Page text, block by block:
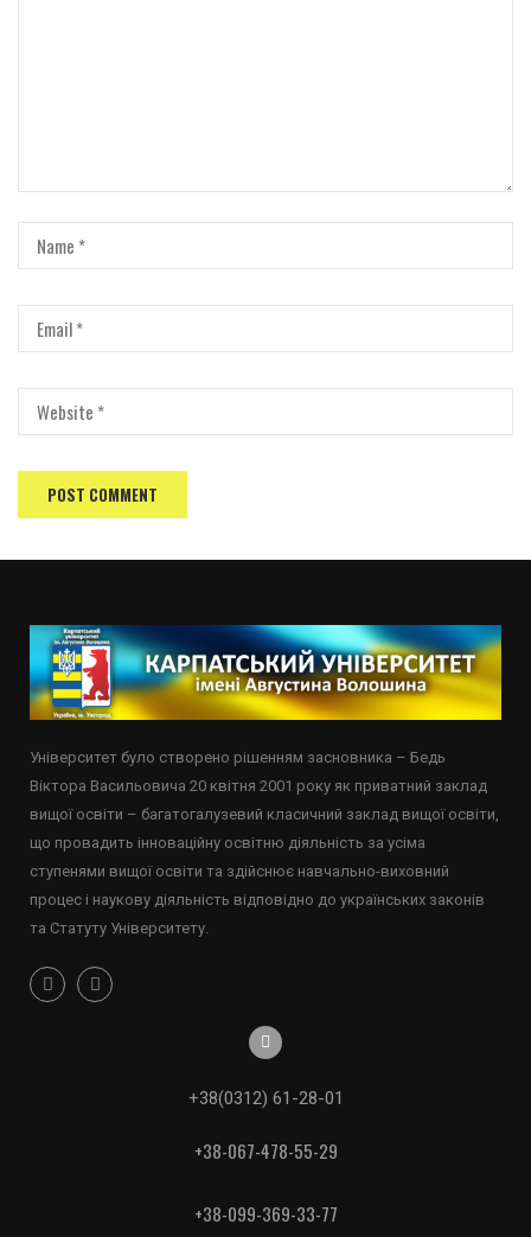
Університет було створено рішенням засновника – Бедь
Віктора Васильовича 20 квітня 2001 року як приватний заклад
вищої освіти – багатогалузевий класичний заклад вищої освіти,
що провадить інноваційну освітню діяльність за усіма
ступенями вищої освіти та здійснює навчально-виховний
процес і наукову діяльність відповідно до українських законів
та Статуту Університету.
+38(0312) 61-28-01
+38-067-478-55-29
+38-099-369-33-77